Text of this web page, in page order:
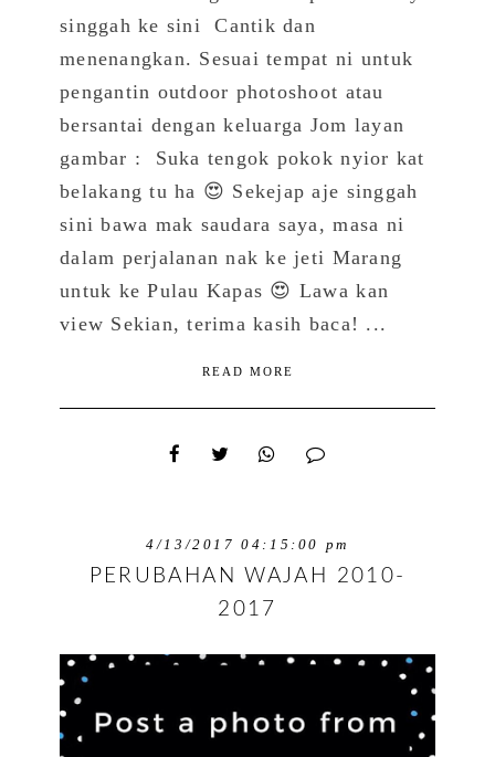
singgah ke sini Cantik dan
menenangkan. Sesuai tempat ni untuk
pengantin outdoor photoshoot atau
bersantai dengan keluarga Jom layan
gambar : Suka tengok pokok nyior kat
belakang tu ha 😍 Sekejap aje singgah
sini bawa mak saudara saya, masa ni
dalam perjalanan nak ke jeti Marang
untuk ke Pulau Kapas 😍 Lawa kan
view Sekian, terima kasih baca! ...
READ MORE
4/13/2017 04:15:00 pm
PERUBAHAN WAJAH 2010-
2017